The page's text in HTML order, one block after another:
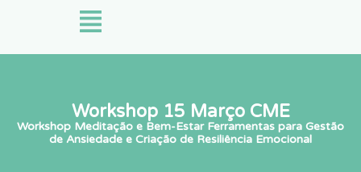
Workshop 15 Março CME
Workshop Meditação e Bem-Estar Ferramentas para Gestão
de Ansiedade e Criação de Resiliência Emocional